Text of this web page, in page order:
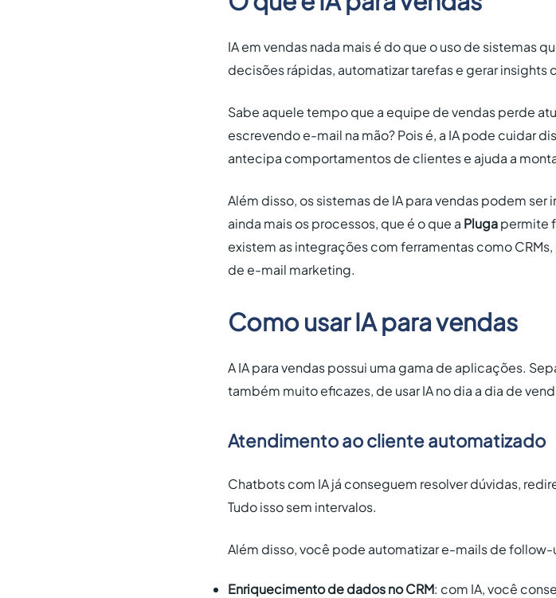
IA em vendas nada mais é do que o uso de sistemas
decisões rápidas, automatizar tarefas e gerar insights
Sabe aquele tempo que a equipe de vendas perde
escrevendo e-mail na mão? Pois é, a IA pode cuidar
antecipa comportamentos de clientes e ajuda a
Além disso, os sistemas de IA para vendas podem
ainda mais os processos, que é o que a Plugapermite
existem as integrações com ferramentas como
de e-mail marketing.
Como usar IA para vendas
A IA para vendas possui uma gama de aplicações.
também muito eficazes, de usar IA no dia a dia de
Atendimento ao cliente automatizado
Chatbots com IA já conseguem resolver dúvidas,
Tudo isso sem intervalos.
Além disso, você pode automatizar e-mails de
Enriquecimento de dados no CRM: com IA, você